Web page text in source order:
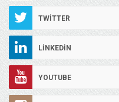
TWITTER
LINKEDIN
YOUTUBE